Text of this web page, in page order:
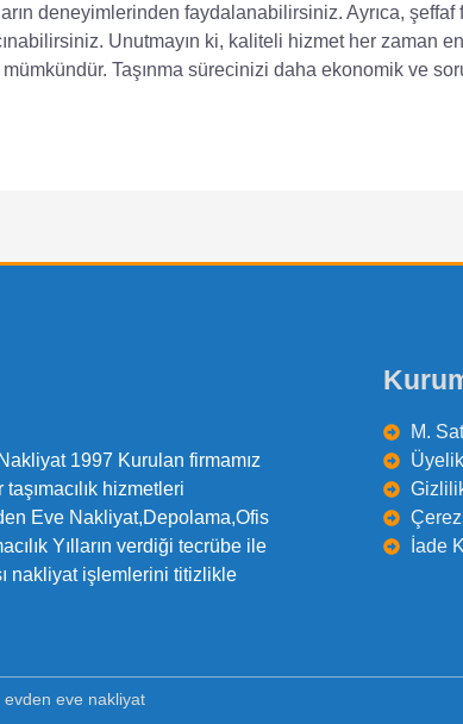
deneyimlerinden faydalanabilirsiniz. Ayrıca, şeffaf
Unutmayın ki, kaliteli hizmet her zaman
Taşınma sürecinizi daha ekonomik ve
1997 Kurulan firmamız
hizmetleri
Eve Nakliyat,Depolama,Ofis
Yılların verdiği tecrübe ile
nakliyat işlemlerini titizlikle
M.
İade
evden eve nakliyat